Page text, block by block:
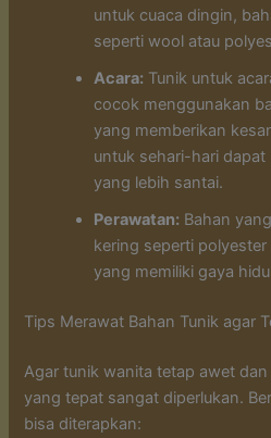
untuk cuaca dingin,
seperti wool atau
Acara: Tunik untuk
cocok menggunakan
yang memberikan
untuk sehari-hari
yang lebih santai.
Perawatan: Bahan
kering seperti
yang memiliki gaya
Tips Merawat Bahan Tunik agar
Agar tunik wanita tetap awet
yang tepat sangat diperlukan.
bisa diterapkan: